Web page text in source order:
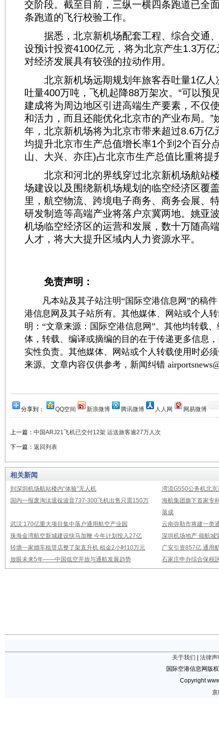
交阶段。截至目前，三纵一横四条跑道已全
条跑道的飞行校验工作。
据悉，北京新机场配套工程、综合交通
设预计投资4100亿元，将为北京产生1.3万
对经济发展具有较强的拉动作用。
北京新机场远期规划年旅客吞吐量1亿人
吐量400万吨，飞机起降88万架次。“可以预
建成将为周边地区引进高端生产要素，不仅
和活力，而且还能优化北京市的产业布局。”
年，北京新机场将为北京市带来超过8.6万亿
均提升北京市生产总值增长率1个到2个百分
山、大兴、亦庄)占北京市生产总值比重将提
北京和河北的界线穿过北京新机场航站
场建设以及围绕新机场规划的临空经济区覆
里，航空物流、跨境电子商务、商务会展、
研发制造等高端产业将落户京冀两地。姚亚
机场临空经济区的运营和发展，数十万随高
人才，将大大提升区域内人力资源水平。
免责声明：
凡本站及其子站注明“国际空港信息网”的稿件
港信息网及其子站所有。其他媒体、网站或个人
明：“文章来源：国际空港信息网”。其他均转载
体，转载、编译或摘编的目的在于传递更多信息
实性负责。其他媒体、网站或个人转载使用时必
来源。文章内容仅供参考，新闻纠错
分享到： QQ空间 新浪微博 腾讯微博 人人网 网易微博
上一篇： 中国ARJ21飞机已交付12架 运送旅客逾27万人次
下一篇： 返回列表
相关新闻
到深圳机场航站楼内“体验”无人机
湾流G550公务机北
国内一报废淘汰退役波音737-300飞机出售只需150万
海航集团旗下首家专
落成
武汉:170亿重大项目集中落户通用航空产业园
云南弥勒市将建一类
珠海金湾航空新城建设快马加鞭 今年计划投入27亿
深圳机场地产 领航城
转塘一家婚车租赁店整了架直升机 租金2小时10万元
广安引资857亿 通用
放眼未来5年——中国低空开放与通航发展趋势
石家庄申办综合保税
关于我们
法律声
国际空港信息网版
Copyright